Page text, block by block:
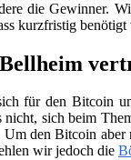
die Gewinner.
kurzfristig
für den Bitcoin
nicht, sich beim
Um den Bitcoin
wir jedoch die